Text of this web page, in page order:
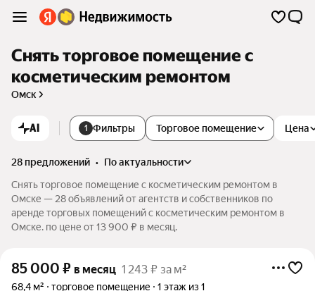
Снять торговое помещение с
косметическим ремонтом
Омск
AI 1 Фильтры Торговое помещение Цена
28 предложений •
по актуальности
Снять торговое помещение с косметическим ремонтом в
Омске — 28 объявлений от агентств и собственников по
аренде торговых помещений с косметическим ремонтом в
Омске. по цене от 13 900 ₽ в месяц.
85 000 ₽ в месяц 1 243 ₽ за м²
68,4 м² торговое помещение 1 этаж из 1